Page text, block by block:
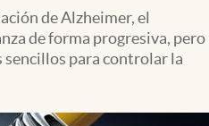
de Alzheimer, el
de forma progresiva, pero
sencillos para controlar la